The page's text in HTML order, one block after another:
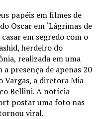
papéis em filmes de
Oscar em ‘Lágrimas de
em segredo com o
herdeiro do
realizada em uma
presença de apenas 20
Vargas, a diretora Mia
Bellini. A notícia
postar uma foto nas
viral.